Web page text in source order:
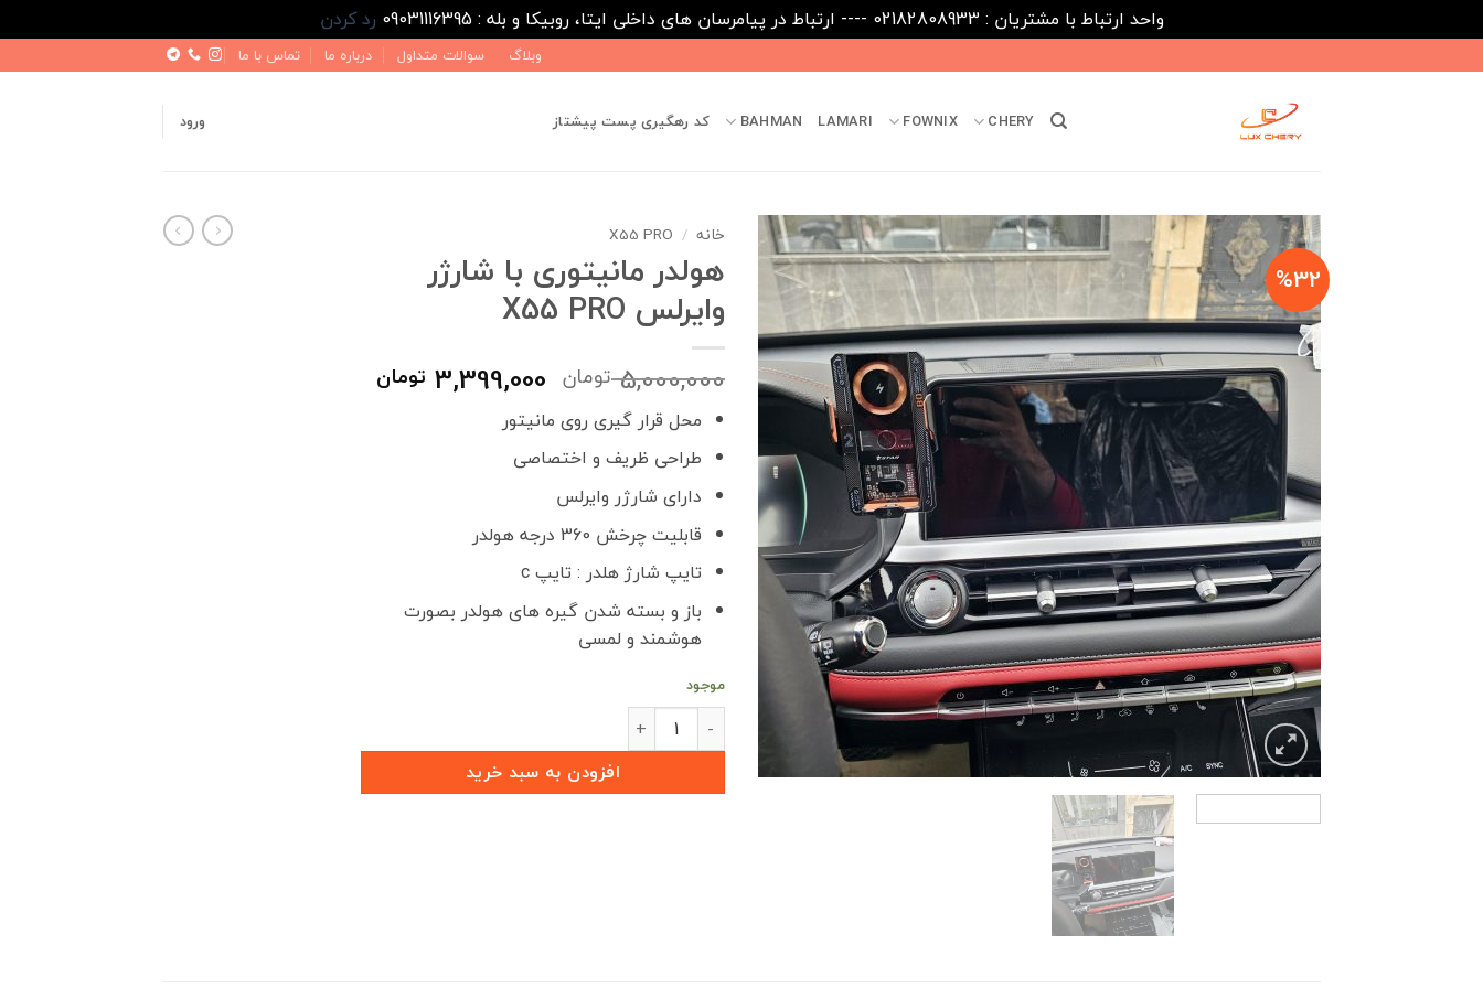
واحد ارتباط با مشتریان : 02182808933 ---- ارتباط در پیامرسان های داخلی ایتا، روبیکا و بله : 09031116395
رد کردن
to
وبلاگ سوالات متداول درباره ما تماس با ما
CHERY
FOWNIX
LAMARI
BAHMAN کد رهگیری پست پیشتاز ورود
%32
خانه /
X55 PRO
هولدر مانیتوری با شارژر
وایرلس X55 PRO
5,000,000 تومان قیمت
اصلی
بود.
3,399,000 تومان
محل قرار گیری روی مانیتور
طراحی ظریف و اختصاصی
دارای شارژر وایرلس
قابلیت چرخش 360 درجه هولدر
تایپ شارژ هلدر : تایپ c
باز و بسته شدن گیره های هولدر بصورت
هوشمند و لمسی
موجود
هولدر مانیتوری با شارژر وایرلس X55 PRO عدد
افزودن به سبد خرید